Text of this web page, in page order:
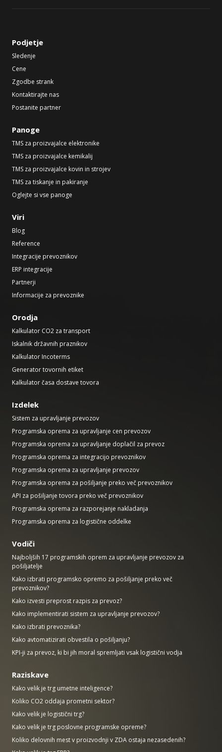
Podjetje
Sledenje
Cene
Zgodbe strank
Kontaktirajte nas
Postanite partner
Panoge
TMS za proizvajalce elektronike
TMS za proizvajalce kemikalij
TMS za proizvajalce kovin in strojev
TMS za tiskanje in pakiranje
Oglejte si vse panoge
Viri
Blog
Reference
Integracije prevoznikov
ERP integracije
Partnerji
Informacije za prevoznike
Orodja
Kalkulator CO2 za transport
Iskalnik državnih praznikov
Kalkulator Incoterms
Generator tovornih etiket
Kalkulator časa dostave tovora
Izdelek
Sistem za upravljanje prevozov
Programska oprema za upravljanje cen prevozov
Programska oprema za upravljanje doplačil za prevoz
Programska oprema za integracijo prevoznikov
Programska oprema za upravljanje prevozov
Programska oprema za pošiljanje preko več prevoznikov
API za pošiljanje tovora preko več prevoznikov
Programska oprema za razporejanje nakladanja
Programska oprema za logistične oddelke
Vodiči
Najboljših 17 programskih oprem za upravljanje prevozov za
pošiljatelje
Kako izbrati programsko opremo za pošiljanje preko več
prevoznikov?
Kako izvesti preprost razpis za prevoz?
Kako implementirati sistem za upravljanje prevozov?
Kako izbrati prevoznika?
Kako avtomatizirati obvestila o pošiljanju?
KPI-ji za prevoz, ki bi jih moral spremljati vsak logistični vodja
Raziskave
Kako velik je trg umetne inteligence?
Koliko CO2 oddaja prometni sektor?
Kako velik je logistični trg?
Kako velik je trg poslovne programske opreme?
Koliko delovnih mest v proizvodnji v ZDA ostaja nezasedenih?